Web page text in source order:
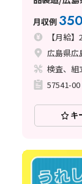
月収例
【月給
広島県広
57541-00
キ